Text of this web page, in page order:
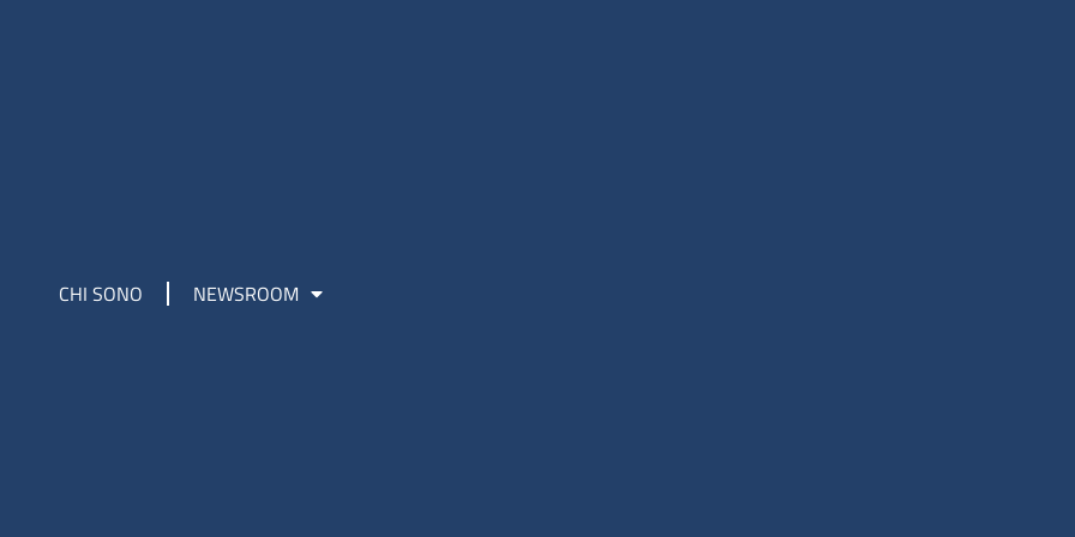
CHI SONO NEWSROOM